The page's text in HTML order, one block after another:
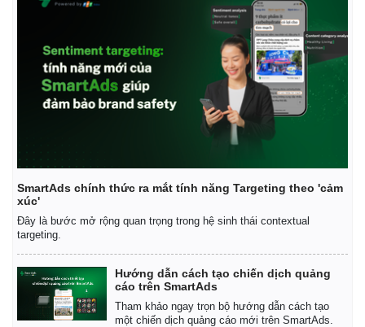
Pháp luật
Tư vấn luật
Quân sự - Quốc phòng
Vũ khí
Việt Nam
SmartAds chính thức ra mắt tính năng Targeting theo 'cảm
xúc'
Đây là bước mở rộng quan trọng trong hệ sinh thái contextual
targeting.
Hướng dẫn cách tạo chiến dịch quảng
cáo trên SmartAds
Tham khảo ngay trọn bộ hướng dẫn cách tạo
một chiến dịch quảng cáo mới trên SmartAds.